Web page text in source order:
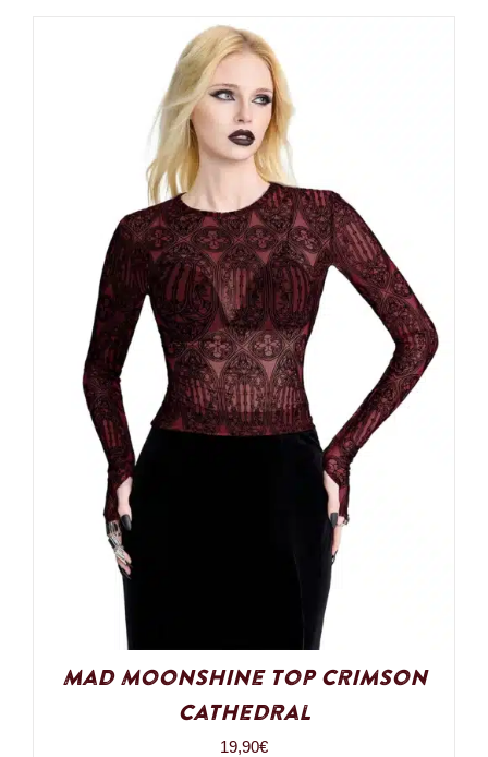
Mad Moonshine Top Crimson
Cathedral
19,90€